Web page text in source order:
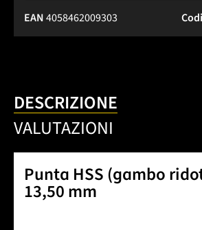
EAN4058462009303
DESCRIZIONE
VALUTAZIONI
Punta HSS (gambo
13,50 mm